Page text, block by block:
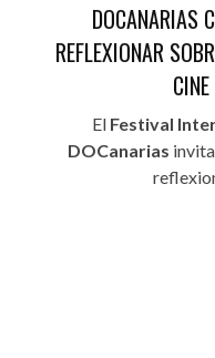
DOCANARIAS
REFLEXIONAR
El Festival
DOCanarias